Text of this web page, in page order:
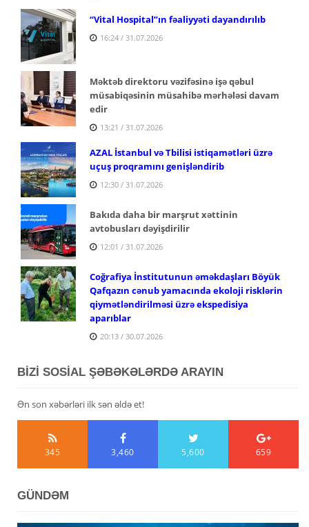
“Vital Hospital”ın fəaliyyəti dayandırılıb
16:24 / 31.07.2026
Məktəb direktoru vəzifəsinə işə qəbul
müsabiqəsinin müsahibə mərhələsi davam
edir
13:21 / 31.07.2026
AZAL İstanbul və Tbilisi istiqamətləri üzrə
uçuş proqramını genişləndirib
12:30 / 31.07.2026
Bakıda daha bir marşrut xəttinin
avtobusları dəyişdirilir
12:01 / 31.07.2026
Coğrafiya İnstitutunun əməkdaşları Böyük
Qafqazın cənub yamacında ekoloji risklərin
qiymətləndirilməsi üzrə ekspedisiya
aparıblar
20:13 / 30.07.2026
BİZİ SOSİAL ŞƏBƏKƏLƏRDƏ ARAYIN
Ən son xəbərləri ilk sən əldə et!
345 3,460 5,600 659
GÜNDƏM